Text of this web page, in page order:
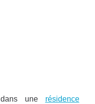
une résidence